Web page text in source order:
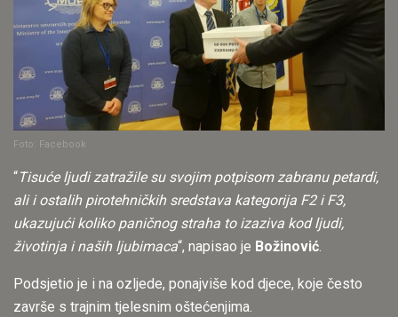
Foto: Facebook
“Tisuće ljudi zatražile su svojim potpisom zabranu petardi,
ali i ostalih pirotehničkih sredstava kategorija F2 i F3,
ukazujući koliko paničnog straha to izaziva kod ljudi,
životinja i naših ljubimaca“, napisao je Božinović.
Podsjetio je i na ozljede, ponajviše kod djece, koje često
završe s trajnim tjelesnim oštećenjima.